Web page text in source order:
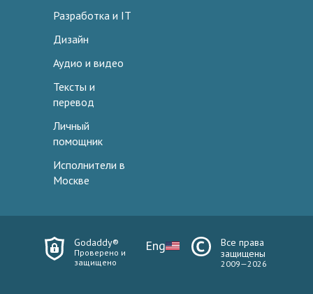
Разработка и IT
Дизайн
Аудио и видео
Тексты и
перевод
Личный
помощник
Исполнители в
Москве
Godaddy®
Проверено и
защищено
Eng
Все права
защищены
2009—2026